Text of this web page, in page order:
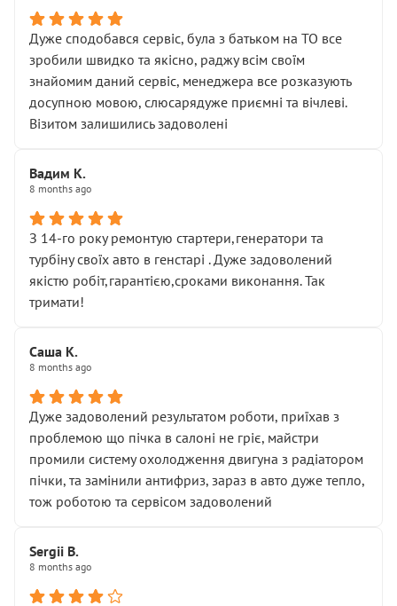
Дуже сподобався сервіс, була з батьком на ТО все
зробили швидко та якісно, раджу всім своїм
знайомим даний сервіс, менеджера все розказують
досупною мовою, слюсарядуже приємні та вічлеві.
Візитом залишились задоволені
Вадим К.
8 months ago
З 14-го року ремонтую стартери,генератори та
турбіну своїх авто в генстарі . Дуже задоволений
якістю робіт,гарантією,сроками виконання. Так
тримати!
Саша К.
8 months ago
Дуже задоволений результатом роботи, приїхав з
проблемою що пічка в салоні не гріє, майстри
промили систему охолодження двигуна з радіатором
пічки, та замінили антифриз, зараз в авто дуже тепло,
тож роботою та сервісом задоволений
Sergii B.
8 months ago